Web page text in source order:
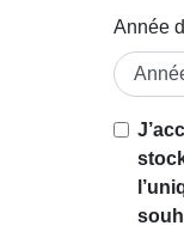
Année